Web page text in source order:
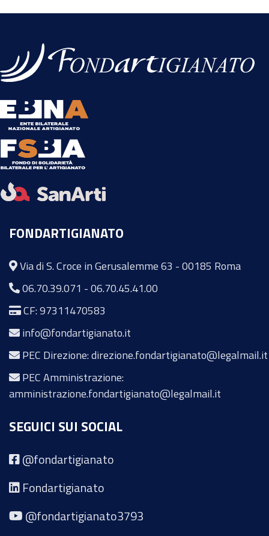
FONDARTIGIANATO
Via di S. Croce in Gerusalemme 63 - 00185 Roma
06.70.39.071 -06.70.45.41.00
CF: 97311470583
info@fondartigianato.it
PEC Direzione: direzione.fondartigianato@legalmail.it
PEC Amministrazione:
amministrazione.fondartigianato@legalmail.it
SEGUICI SUI SOCIAL
@fondartigianato
Fondartigianato
@fondartigianato3793